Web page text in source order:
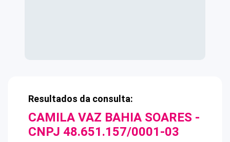
Resultados da consulta:
CAMILA VAZ BAHIA SOARES -
CNPJ 48.651.157/0001-03